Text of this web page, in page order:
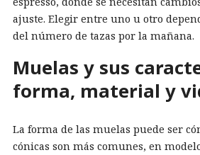
ajuste. Elegir entre uno u otro
del número de tazas por la mañana.
Muelas y sus
forma, material y
La forma de las muelas puede ser
cónicas son más comunes, en